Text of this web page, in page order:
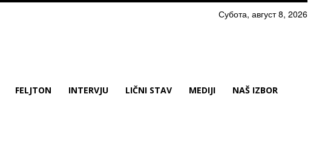
Субота, август 8, 2026
FELJTON INTERVJU LIČNI STAV MEDIJI NAŠ IZBOR